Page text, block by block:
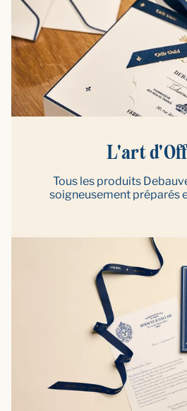
L'art
Tous les produits
soigneusement préparés